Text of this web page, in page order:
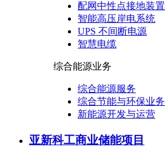
配网中性点接地装置
智能高压岸电系统
UPS 不间断电源
智慧电缆
综合能源业务
综合能源服务
综合节能与环保业务
新能源开发与运营
亚新科工商业储能项目